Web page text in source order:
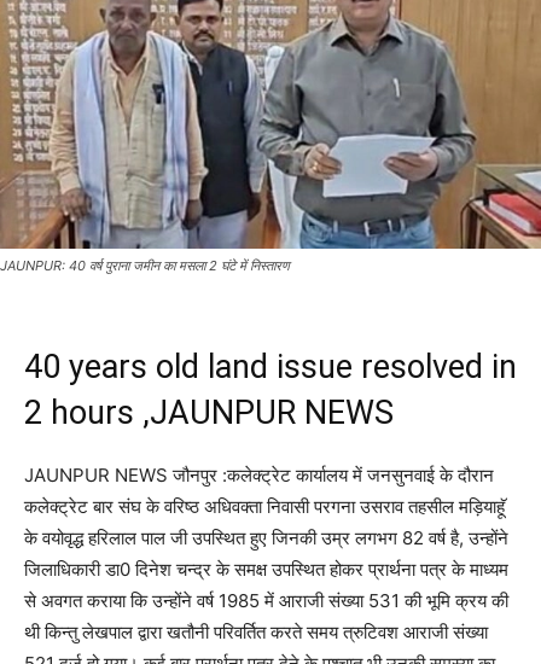
JAUNPUR: 40 वर्ष पुराना जमीन का मसला 2 घंटे में निस्तारण
40 years old land issue resolved in
2 hours ,JAUNPUR NEWS
JAUNPUR NEWS जौनपुर :कलेक्ट्रेट कार्यालय में जनसुनवाई के दौरान
कलेक्ट्रेट बार संघ के वरिष्ठ अधिवक्ता निवासी परगना उसराव तहसील मड़ियाहॅू
के वयोवृद्ध हरिलाल पाल जी उपस्थित हुए जिनकी उम्र लगभग 82 वर्ष है, उन्होंने
जिलाधिकारी डा0 दिनेश चन्द्र के समक्ष उपस्थित होकर प्रार्थना पत्र के माध्यम
से अवगत कराया कि उन्होंने वर्ष 1985 में आराजी संख्या 531 की भूमि क्रय की
थी किन्तु लेखपाल द्वारा खतौनी परिवर्तित करते समय त्रुटिवश आराजी संख्या